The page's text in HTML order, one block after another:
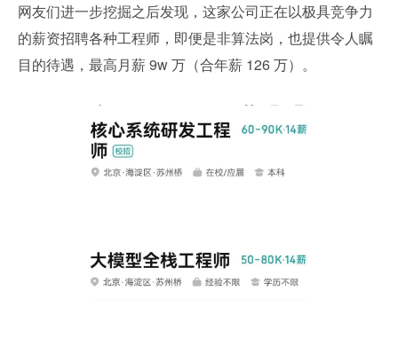
网友们进一步挖掘之后发现，这家公司正在以极具竞争力
的薪资招聘各种工程师，即便是非算法岗，也提供令人瞩
目的待遇，最高月薪 9w 万（合年薪 126 万）。